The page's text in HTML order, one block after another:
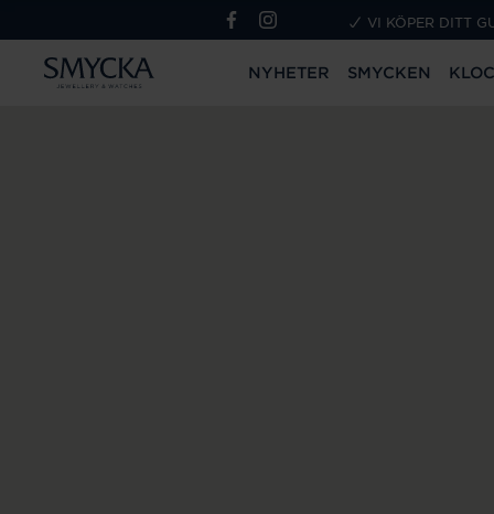
VI KÖPER DITT
NYHETER SMYCKEN